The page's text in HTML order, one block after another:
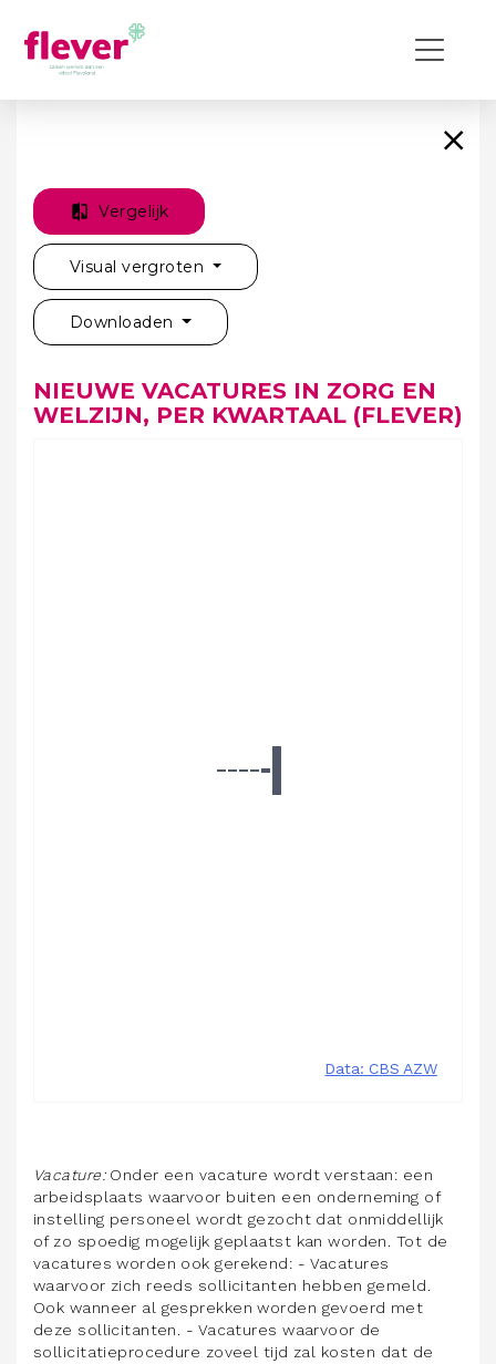
Vergelijk
Visual vergroten
Downloaden
NIEUWE VACATURES IN ZORG EN
WELZIJN, PER KWARTAAL (FLEVER)
Vacature:Onder een vacature wordt verstaan: een
arbeidsplaats waarvoor buiten een onderneming of
instelling personeel wordt gezocht dat onmiddellijk
of zo spoedig mogelijk geplaatst kan worden. Tot de
vacatures worden ook gerekend: - Vacatures
waarvoor zich reeds sollicitanten hebben gemeld.
Ook wanneer al gesprekken worden gevoerd met
deze sollicitanten. - Vacatures waarvoor de
sollicitatieprocedure zoveel tijd zal kosten dat de